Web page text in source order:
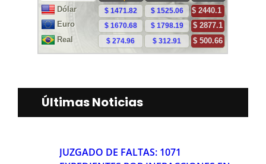
Últimas Noticias
JUZGADO DE FALTAS: 1071